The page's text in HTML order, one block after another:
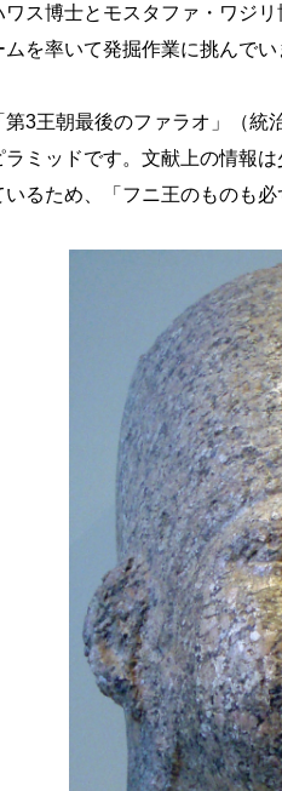
ス博士とモスタファ・ワジ
を率いて発掘作業に挑んでい
3王朝最後のファラオ」（
ミッドです。文献上の情報
いるため、「フニ王のものも